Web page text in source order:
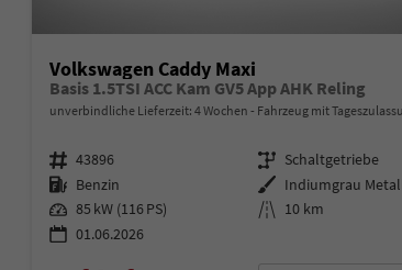
Volkswagen Caddy Maxi
Basis 1.5TSI ACC Kam GV5 App AHK Reling
unverbindliche Lieferzeit: 4 Wochen Fahrzeug mit
Fahrzeugnr. 43896 Getriebe Schaltgetriebe
Kraftstoff Benzin Außenfarbe Indiumgrau
Leistung 85 kW (116 PS) Kilometerstand 10 km
01.06.2026